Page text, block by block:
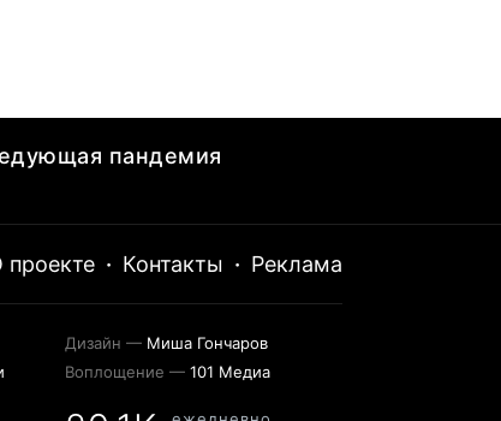
пандемия
проекте · Контакты · Реклама
Дизайн — Миша Гончаров
Воплощение — 101 Медиа